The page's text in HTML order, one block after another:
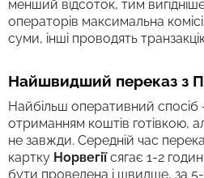
менший відсоток, тим
операторів максимальна
суми, інші проводять
Найшвидший переказ з
Найбільш оперативний
отриманням коштів готівкою,
не завжди. Середній час
картку Норвегіїсягає 1-2
бути проведена і швидше, за